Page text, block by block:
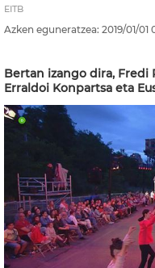
EITB
Azken eguneratzea: 2019/01/01
Bertan izango dira, Fredi
Erraldoi Konpartsa eta